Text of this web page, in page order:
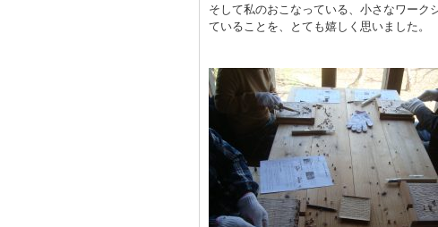
そして私のおこなっている、小さなワーク
ていることを、とても嬉しく思いました。